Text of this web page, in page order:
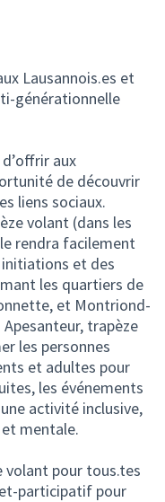
Lausannois.es et
générationnelle
aux
de découvrir
liens sociaux.
volant (dans les
rendra facilement
initiations et des
les quartiers de
et Montriond-
trapèze
les personnes
et adultes pour
les événements
activité inclusive,
mentale.
volant pour tous.tes
participatif pour